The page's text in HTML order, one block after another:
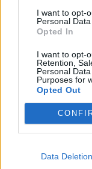
I want to opt-
Personal
Opted In
I want to opt-
Retention,
Personal
Purposes for
Opted Out
Data Deletion